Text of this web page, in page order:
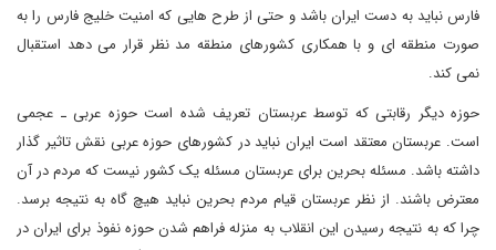
فارس نباید به دست ایران باشد و حتی از طرح هایی که امنیت خلیج فارس را به
صورت منطقه ای و با همکاری کشورهای منطقه مد نظر قرار می دهد استقبال
نمی کند.
حوزه دیگر رقابتی که توسط عربستان تعریف شده است حوزه عربی ـ عجمی
است. عربستان معتقد است ایران نباید در کشورهای حوزه عربی نقش تاثیر گذار
داشته باشد. مسئله بحرین برای عربستان مسئله یک کشور نیست که مردم در آن
معترض باشند. از نظر عربستان قیام مردم بحرین نباید هیچ گاه به نتیجه برسد.
چرا که به نتیجه رسیدن این انقلاب به منزله فراهم شدن حوزه نفوذ برای ایران در